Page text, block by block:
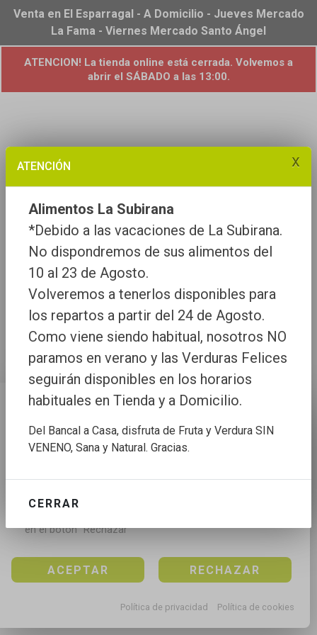
Configuración de cookies
Utilizamos cookies propias y de terceros para mejorar
nuestros servicios, para analizar el tráfico, para
análisis de la navegación.
Puedes aceptar todas las cookies pulsando en el
en el botón “Rechazar”
ACEPTAR RECHAZAR
Política de privacidad Política de cookies
ATENCIÓN x
Alimentos La Subirana
*Debido a las vacaciones de La Subirana.
No dispondremos de sus alimentos del
10 al 23 de Agosto.
Volveremos a tenerlos disponibles para
los repartos a partir del 24 de Agosto.
Como viene siendo habitual, nosotros NO
paramos en verano y las Verduras Felices
seguirán disponibles en los horarios
habituales en Tienda y a Domicilio.
Del Bancal a Casa, disfruta de Fruta y Verdura SIN
VENENO, Sana y Natural. Gracias.
CERRAR
Venta en El Esparragal - A Domicilio - Jueves Mercado
La Fama - Viernes Mercado Santo Ángel
ATENCION! La tienda online está cerrada. Volvemos a
abrir el SÁBADO a las 13:00.